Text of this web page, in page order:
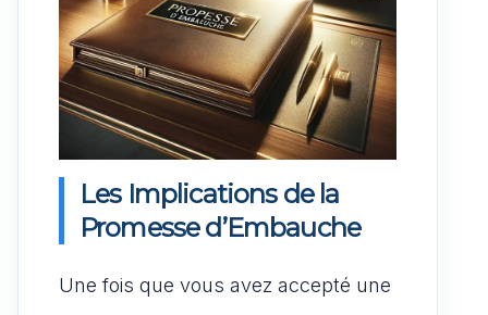
Les Implications de la
Promesse d’Embauche
Une fois que vous avez accepté une